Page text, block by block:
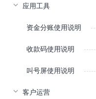
应用工具
资金分账使用说明
收款码使用说明
叫号屏使用说明
客户运营